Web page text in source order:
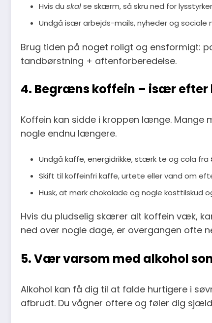
Hvis du skalse skærm, så skru ned for
Undgå især arbejds-mails, nyheder og sociale
Brug tiden på noget roligt og ensformigt:
tandbørstning + aftenforberedelse.
4. Begræns koffein – især efter
Koffein kan sidde i kroppen længe.
nogle endnu længere.
Undgå kaffe, energidrikke, stærk te og cola fra
Skift til koffeinfri kaffe, urtete eller vand om
Husk, at mørk chokolade og nogle kosttilskud
Hvis du pludselig skærer alt koffein væk,
ned over nogle dage, er overgangen ofte
5. Vær varsom med alkohol
Alkohol kan få dig til at falde hurtigere i
afbrudt. Du vågner oftere og føler dig